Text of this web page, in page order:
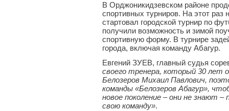
В Орджоникидзевском районе
спортивных турниров. На этот
стартовал городской турнир по
получили возможность и зимой
спортивную форму. В турнире
города, включая команду Абагур.
Евгений ЗУЕВ, главный судья
своего тренера, который 30 лет
Белозеров Михаил Павлович,
команды «Белозеров Абагур»,
новое поколение – они не знают
свою команду».